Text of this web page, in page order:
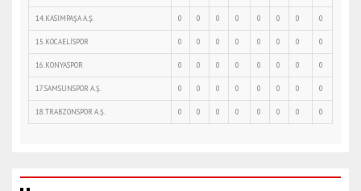
14.KASIMPAŞA A.Ş. 0 0 0 0 0 0 0 0
15.KOCAELİSPOR 0 0 0 0 0 0 0 0
16.KONYASPOR 0 0 0 0 0 0 0 0
17.SAMSUNSPOR A.Ş. 0 0 0 0 0 0 0 0
18.TRABZONSPOR A.Ş. 0 0 0 0 0 0 0 0